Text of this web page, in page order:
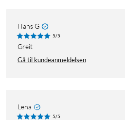
Hans G
5/5
Greit
Gå til kundeanmeldelsen
Lena
5/5